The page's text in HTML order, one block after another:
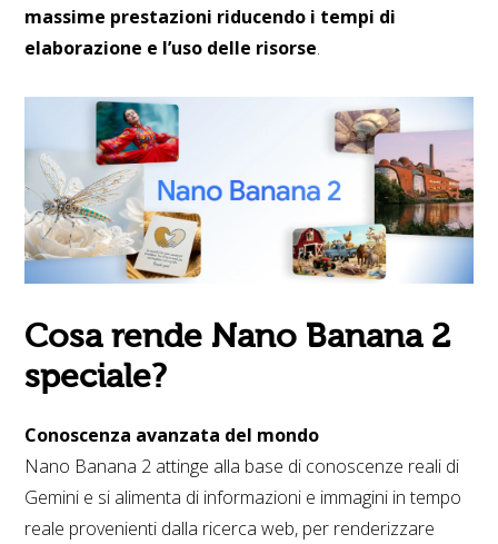
massime prestazioni riducendo i tempi di
elaborazione e l’uso delle risorse.
Cosa rende Nano Banana 2
speciale?
Conoscenza avanzata del mondo
Nano Banana 2 attinge alla base di conoscenze reali di
Gemini e si alimenta di informazioni e immagini in tempo
reale provenienti dalla ricerca web, per renderizzare